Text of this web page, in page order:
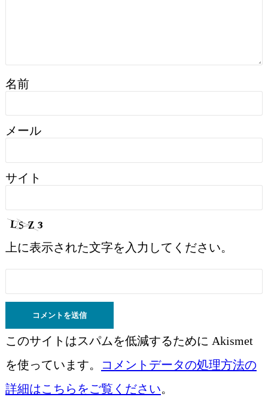
名前
メール
サイト
上に表示された文字を入力してください。
このサイトはスパムを低減するために Akismet
を使っています。
コメントデータの処理方法の
詳細はこちらをご覧ください。